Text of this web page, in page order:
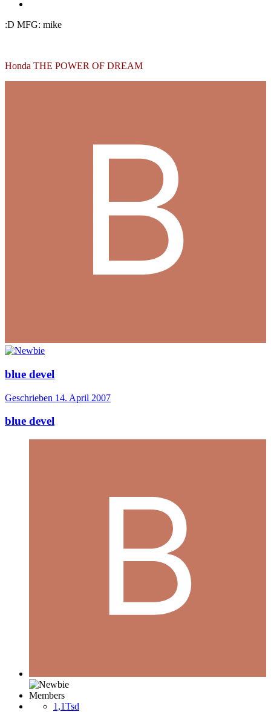
:D MFG: mike
Honda THE POWER OF DREAM
blue devel
Geschrieben 14. April 2007
blue devel
Members
1,1Tsd